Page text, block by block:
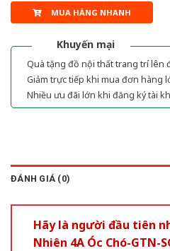
MUA HÀNG NHANH
Khuyến mại
Quà tặng đồ nội thất trang trí lên
Giảm trực tiếp khi mua đơn hàng
Nhiều ưu đãi lớn khi đăng ký tài
ĐÁNH GIÁ (0)
Hãy là người đầu tiên
Nhiên 4A Óc Chó-GTN-